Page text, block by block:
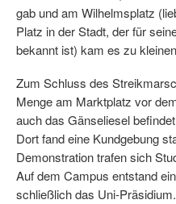
gab und am Wilhelmsplatz
Platz in der Stadt, der für
bekannt ist) kam es zu
Zum Schluss des
Menge am Marktplatz vor
auch das Gänseliesel
Dort fand eine Kundgebung
Demonstration trafen sich
Auf dem Campus entstand
schließlich das Uni-Präsidium.